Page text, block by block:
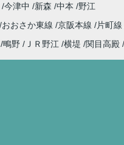
今津中 新森 中本
野江
おおさか東線 京阪本線 片町線
鴫野 ＪＲ野江 横堤 関目高殿